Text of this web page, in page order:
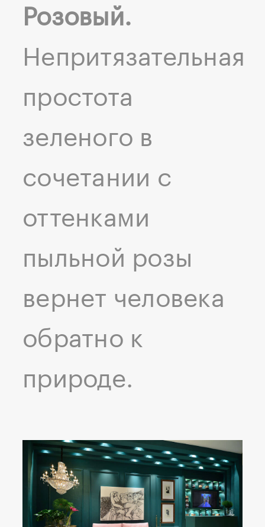
Розовый.
Непритязательная
простота
зеленого в
сочетании с
оттенками
пыльной розы
вернет человека
обратно к
природе.